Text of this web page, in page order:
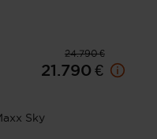
24.790 €
21.790 €
Sky